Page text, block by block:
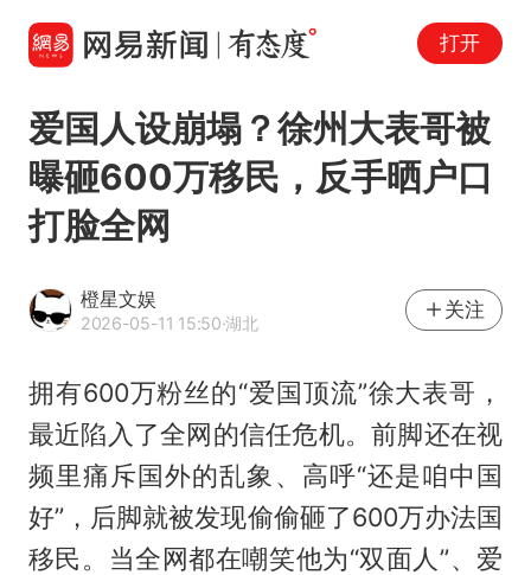
打开
爱国人设崩塌？徐州大表哥被
曝砸600万移民，反手晒户口
打脸全网
橙星文娱
2026-05-11 15:50·湖北
关注
拥有600万粉丝的“爱国顶流”徐大表哥，
最近陷入了全网的信任危机。前脚还在视
频里痛斥国外的乱象、高呼“还是咱中国
好”，后脚就被发现偷偷砸了600万办法国
移民。当全网都在嘲笑他为“双面人”、爱